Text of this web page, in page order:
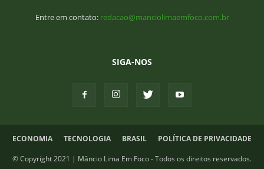
Entre em contato: redacao@manciolimaemfoco.com.br
SIGA-NOS
ECONOMIA TECNOLOGIA BRASIL
POLÍTICA DE PRIVACIDADE
© Copyright 2021 | Mâncio Lima Em Foco - Todos os direitos reservados.